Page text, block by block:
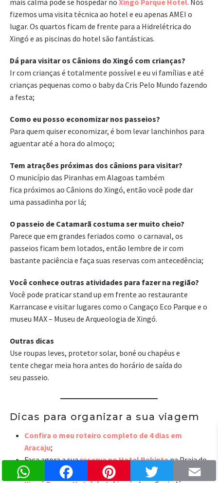
mais calma pode se hospedar no Xingó Parque Hotel. Nós
fizemos uma visita técnica ao hotel e eu apenas AMEI o
lugar. Os quartos ficam de frente para a Hidrelétrica do
Xingó e as piscinas do hotel são fantásticas.
Dá para visitar os Cânions do Xingó com crianças?
Ir com crianças é totalmente possível e eu vi famílias e até
crianças pequenas como o baby da Cris Pelo Mundo fazendo
a festa;
Como eu posso economizar nos passeios?
Para quem quiser economizar, é bom levar lanchinhos para
aguentar até a hora do almoço;
Tem atrações próximas dos cânions para visitar?
O município das Piranhas em Alagoas também
fica próximos ao Cânions do Xingó, então você pode dar
uma passadinha por lá;
O passeio de Catamarã costuma ser muito cheio?
Parece que em grandes feriados como o carnaval, os
passeios ficam bem lotados, então lembre de ir com
bastante paciência e faça suas reservas com antecedência;
Você conhece outras atividades para fazer na região?
Você pode praticar stand up em frente ao restaurante
Karrancase e visitar lugares como o Cangaço Eco Parque e o
museu MAX – Museu de Arqueologia de Xingó.
Outras dicas
Use roupas leves, protetor solar, boné ou chapéus e
tente chegar meia hora antes do horário de saída do
seu passeio.
Dicas para organizar a sua viagem
Confira o meu roteiro completo de 4 dias em
Aracaju;
Faça agora a suareserva no Hotel Rekintena Praia do
Atalaia, o mesmo hotel que eu fiquei em Aracaju ou no
WhatsApp Facebook